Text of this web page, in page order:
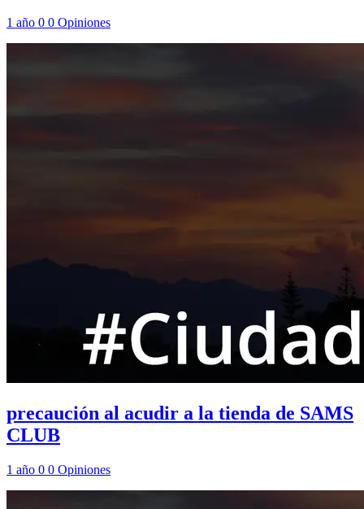
1 año 0 0 Opiniones
precaución al acudir a la tienda de SAMS
CLUB
1 año 0 0 Opiniones